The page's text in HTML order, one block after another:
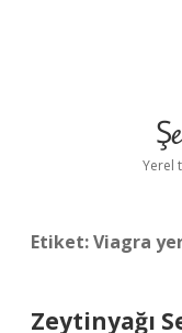
Yerel
Etiket:Viagra
Zeytinyağı